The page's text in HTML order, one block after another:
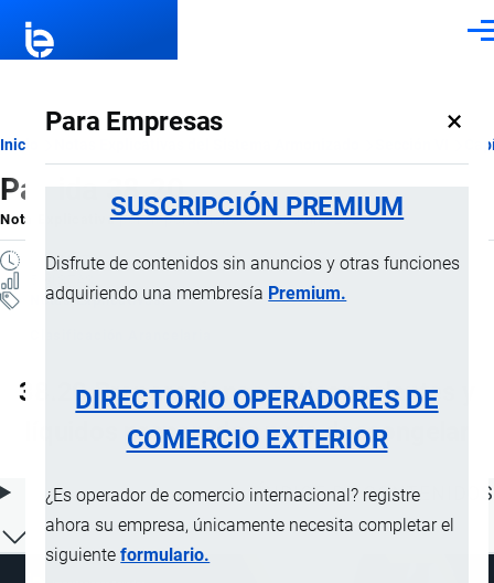
Para Empresas ×
SUSCRIPCIÓN PREMIUM
Disfrute de contenidos sin anuncios y otras funciones
adquiriendo una membresía Premium.
DIRECTORIO OPERADORES DE
COMERCIO EXTERIOR
¿Es operador de comercio internacional? registre
ahora su empresa, únicamente necesita completar el
siguienteformulario.
Ruta
de
navegación
Inicio
Partida 38.20
Nota ExplicativaporImportaciones …, 18 Julio, 2024
1 MINUTO
Notas Explicativas
38.20 Preparaciones anticongelantes y
líquidos preparados para descongelar
ÍNDICE DE CONTENIDOS